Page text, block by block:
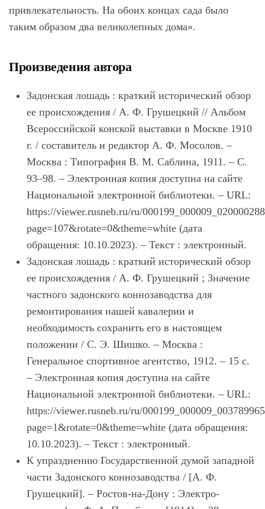
привлекательность. На обоих концах сада было
таким образом два великолепных дома».
Произведения автора
Задонская лошадь : краткий исторический обзор
ее происхождения / А. Ф. Грушецкий // Альбом
Всероссийской конской выставки в Москве 1910
г. / составитель и редактор А. Ф. Мосолов. –
Москва : Типография В. М. Саблина, 1911. – С.
93–98. – Электронная копия доступна на сайте
Национальной электронной библиотеки. – URL:
https://viewer.rusneb.ru/ru/
page=107&rotate=0&theme=white (дата
обращения: 10.10.2023). – Текст : электронный.
Задонская лошадь : краткий исторический обзор
ее происхождения / А. Ф. Грушецкий ; Значение
частного задонского коннозаводства для
ремонтирования нашей кавалерии и
необходимость сохранить его в настоящем
положении / С. Э. Шишко. – Москва :
Генеральное спортивное агентство, 1912. – 15 с.
– Электронная копия доступна на сайте
Национальной электронной библиотеки. – URL:
https://viewer.rusneb.ru/ru/
page=1&rotate=0&theme=white (дата обращения:
10.10.2023). – Текст : электронный.
К упразднению Государственной думой западной
части Задонского коннозаводства / [А. Ф.
Грушецкий]. – Ростов-на-Дону : Электро-